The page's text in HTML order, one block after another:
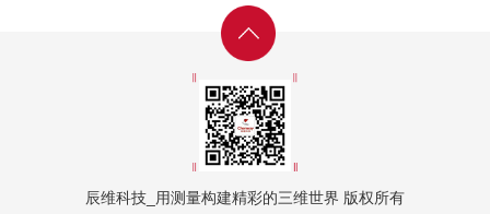
辰维科技_用测量构建精彩的三维世界 版权所有